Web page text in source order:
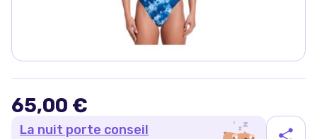
65,00 €
La nuit porte conseil